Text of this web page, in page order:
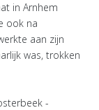
in Arnhem
ook na
aan zijn
was, trokken
-